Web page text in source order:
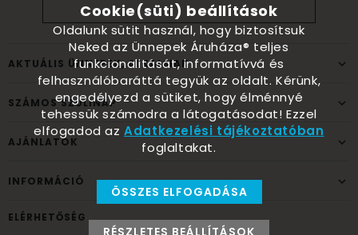
AKTUÁLIS ÜNNEPEK, ALKALMAK
SZÁMOS SZÜLINAP
AJÁNLATOK
INFORMÁCIÓ
ELÉRHETŐSÉG
Cookie(süti) beállítások
Oldalunk sütit használ, hogy biztosítsuk
Neked az Ünnepek Áruháza® teljes
funkcionalitását, informatívvá és
felhasználóbaráttá tegyük az oldalt. Kérünk,
engedélyezd a sütiket, hogy élménnyé
tehessük számodra a látogatásodat! Ezzel
elfogadod azAdatkezelési tájékoztatóban
foglaltakat.
ÖSSZES ELFOGADÁSA
RÉSZLETES BEÁLLÍTÁSOK